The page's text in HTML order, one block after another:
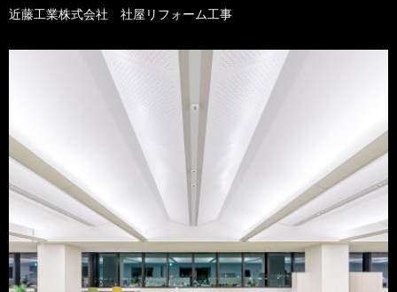
近藤工業株式会社 社屋リフォーム工事